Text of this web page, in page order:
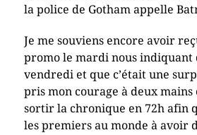
la police de Gotham appelle
Je me souviens encore avoir
promo le mardi nous indiquant
vendredi et que c’était une
pris mon courage à deux mains
sortir la chronique en 72h afin
les premiers au monde à avoir